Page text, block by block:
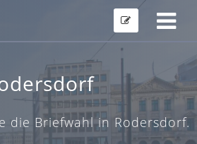
die Briefwahl in Rodersdorf.